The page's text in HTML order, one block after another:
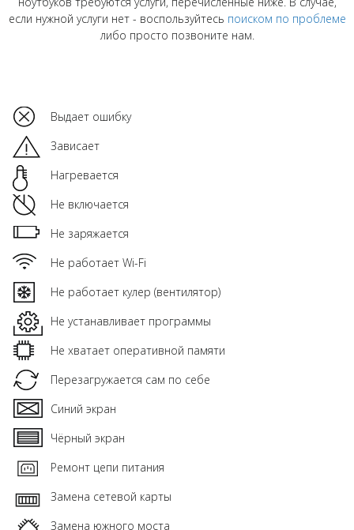
если нужной услуги нет - воспользуйтесь поиском по проблеме
либо просто позвоните нам.
Выдает ошибку
Зависает
Нагревается
Не включается
Не заряжается
Не работает Wi-Fi
Не работает кулер (вентилятор)
Не устанавливает программы
Не хватает оперативной памяти
Перезагружается сам по себе
Синий экран
Чёрный экран
Ремонт цепи питания
Замена сетевой карты
Замена южного моста